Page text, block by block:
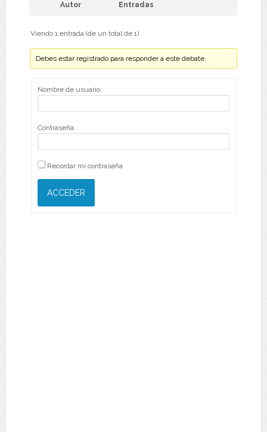
Autor Entradas
Viendo 1 entrada (de un total de 1)
Debes estar registrado para responder a este debate.
Nombre de usuario:
Contraseña:
Recordar mi contraseña
ACCEDER